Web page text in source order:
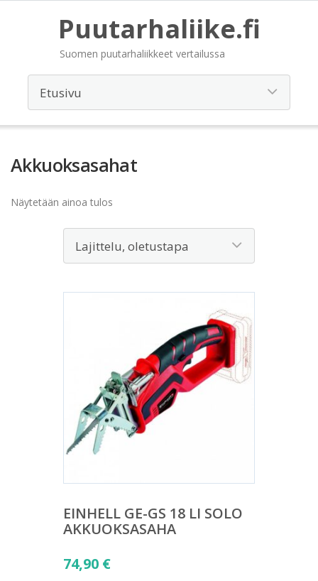
Puutarhaliike.fi
Suomen puutarhaliikkeet vertailussa
Akkuoksasahat
Näytetään ainoa tulos
EINHELL GE-GS 18 LI SOLO
AKKUOKSASAHA
74,90 €